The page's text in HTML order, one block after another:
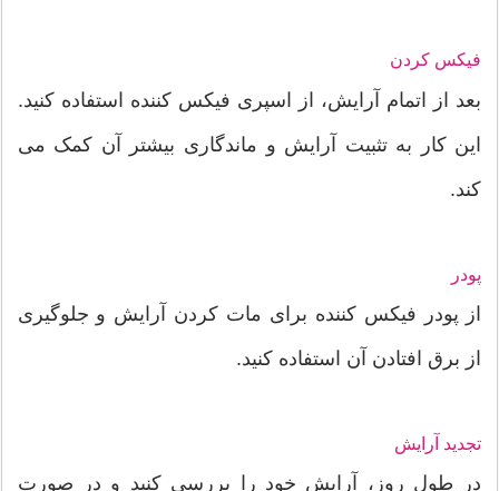
فیکس کردن
بعد از اتمام آرایش، از اسپری فیکس کننده استفاده کنید.
این کار به تثبیت آرایش و ماندگاری بیشتر آن کمک می
کند.
پودر
از پودر فیکس کننده برای مات کردن آرایش و جلوگیری
از برق افتادن آن استفاده کنید.
تجدید آرایش
در طول روز، آرایش خود را بررسی کنید و در صورت